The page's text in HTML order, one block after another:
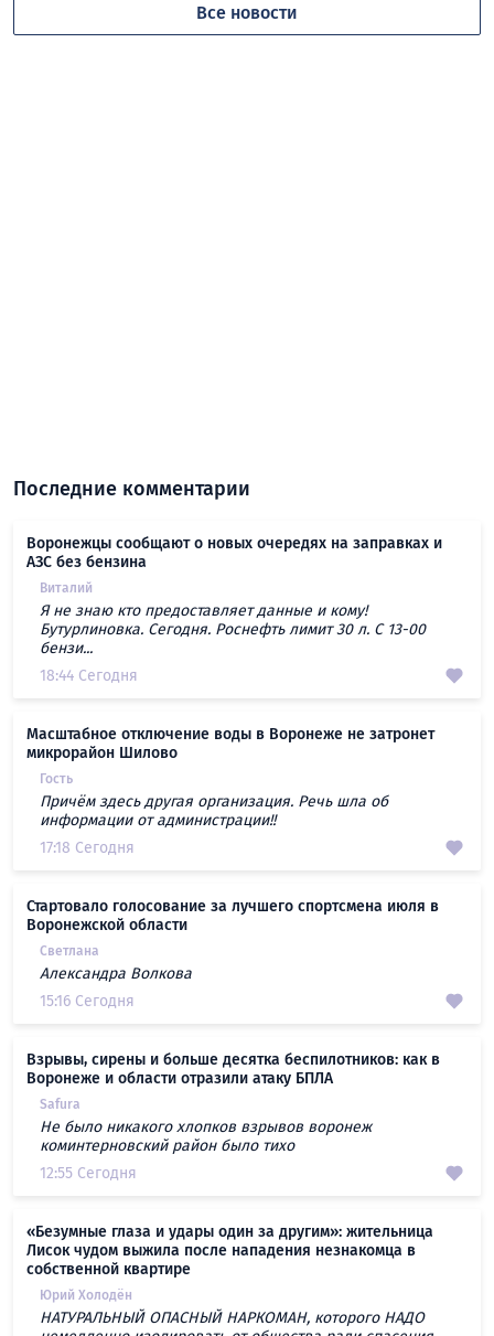
Все новости
Последние комментарии
Воронежцы сообщают о новых очередях на заправках и
АЗС без бензина
Виталий
Я не знаю кто предоставляет данные и кому!
Бутурлиновка. Сегодня. Роснефть лимит 30 л. С 13-00
бензи...
18:44 Сегодня
Масштабное отключение воды в Воронеже не затронет
микрорайон Шилово
Гость
Причём здесь другая организация. Речь шла об
информации от администрации!!
17:18 Сегодня
Стартовало голосование за лучшего спортсмена июля в
Воронежской области
Светлана
Александра Волкова
15:16 Сегодня
Взрывы, сирены и больше десятка беспилотников: как в
Воронеже и области отразили атаку БПЛА
Safura
Не было никакого хлопков взрывов воронеж
коминтерновский район было тихо
12:55 Сегодня
«Безумные глаза и удары один за другим»: жительница
Лисок чудом выжила после нападения незнакомца в
собственной квартире
Юрий Холодён
НАТУРАЛЬНЫЙ ОПАСНЫЙ НАРКОМАН, которого НАДО